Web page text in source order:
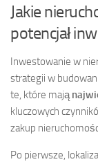
Jakie
potencjał
Inwestowanie w
strategii w
te, które mają
kluczowych
zakup
Po pierwsze,